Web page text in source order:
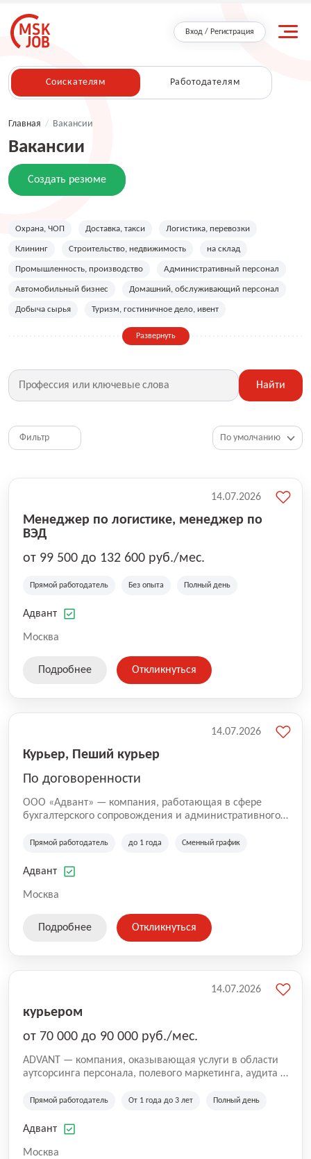
Вход / Регистрация
Соискателям Работодателям
Главная / Вакансии
Вакансии
Создать резюме
Охрана, ЧОП Доставка, такси Логистика, перевозки
Клининг Строительство, недвижимость на склад
Промышленность, производство Административный персонал
Автомобильный бизнес Домашний, обслуживающий персонал
Добыча сырья Туризм, гостиничное дело, ивент
Дизайн, искусство, ивент
Фитнес, красота, спорт Страхование
Медицина, фармацевтика Маркетинг, PR, реклама
HR, управление персоналом
Топ менеджмент, руководители
Развернуть
Найти
Фильтр
Менеджер по логистике, менеджер по
ВЭД
от 99 500 до 132 600 руб./мес.
Прямой работодатель Без опыта Полный день
Адвант
Москва
14.07.2026
Подробнее Откликнуться
Курьер, Пеший курьер
По договоренности
ООО «Адвант» — компания, работающая в сфере
бухгалтерского сопровождения и административного
зарегистрирована в Санкт-Петербурге и
лиц и коммерческих организаций.
Прямой работодатель до 1 года Сменный график
Адвант
Москва
14.07.2026
Подробнее Откликнуться
курьером
от 70 000 до 90 000 руб./мес.
ADVANT — компания, оказывающая услуги в области
аутсорсинга персонала, полевого маркетинга, аудита и
региональных клиентов. Мы работаем на рынке с
Казахстана и Беларуси, сотрудничая с компаниями из
Прямой работодатель От 1 года до 3 лет Полный день
Адвант
Москва
14.07.2026